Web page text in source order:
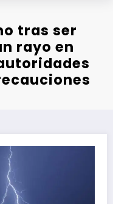
tras ser
rayo en